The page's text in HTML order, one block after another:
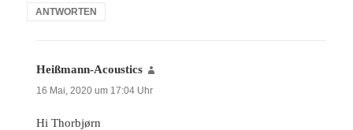
ANTWORTEN
Heißmann-Acoustics
16 Mai, 2020 um 17:04 Uhr
Hi Thorbjørn